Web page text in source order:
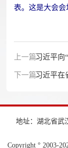
表。这是大会
上一篇：习近平向
下一篇：习近平在
地址：湖北省武
Copyright ° 2003-